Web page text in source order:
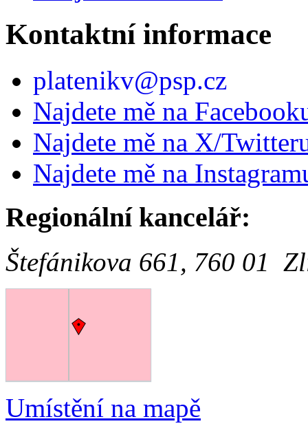
Kontaktní informace
platenikv@psp.cz
Najdete mě na
Najdete mě na X/
Najdete mě na
Regionální kancelář:
Štefánikova 661, 760 01
Umístění na mapě